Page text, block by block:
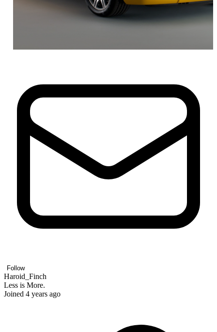
Follow
Haroid_Finch
Less is More.
Joined 4 years ago